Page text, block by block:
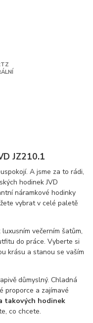
JZ210.1
A jsme za to rádi,
hodinek JVD
náramkové hodinky
vybrat v celé paletě
večerním šatům,
do práce. Vyberte si
krásu a stanou se vaším
důmyslný. Chladná
proporce a zajímavé
takových hodinek
co chcete.